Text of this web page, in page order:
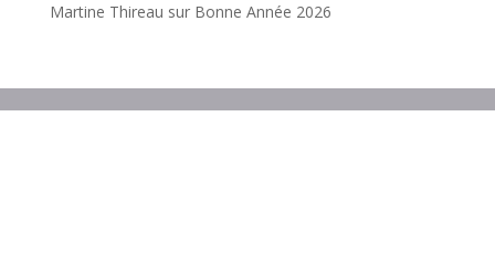
Martine Thireau sur Bonne Année 2026